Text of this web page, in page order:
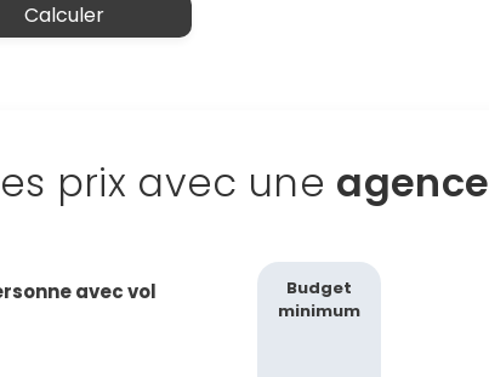
Calculer
prix avec une agence
avec vol
Budget
minimum